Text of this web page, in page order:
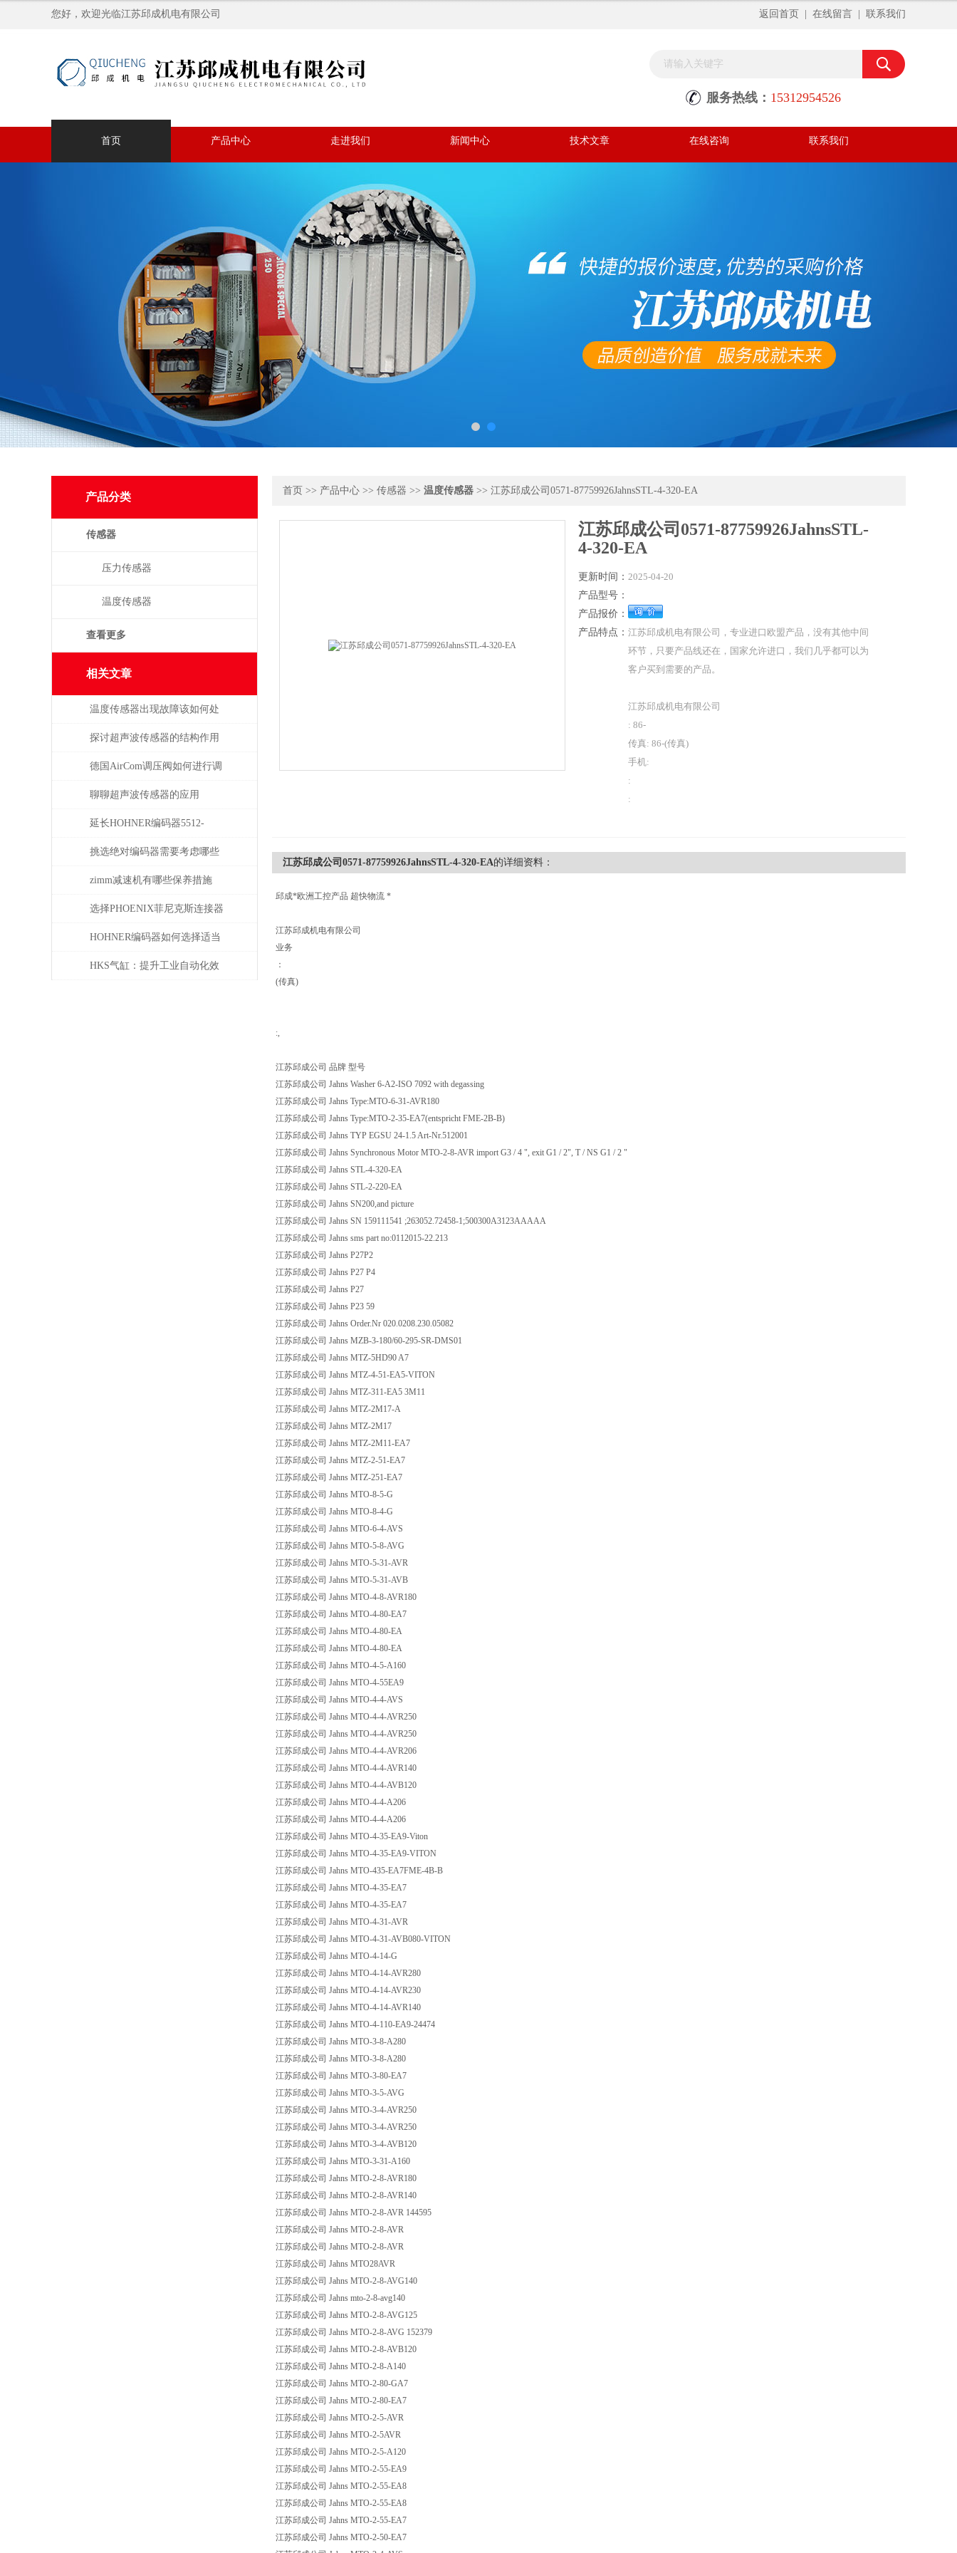
您好，欢迎光临江苏邱成机电有限公司 返回首页 在线留言 联系我们
服务热线： 15312954526
首页 产品中心 走进我们 新闻中心 技术文章 在线咨询 联系我们
产品分类
传感器
压力传感器
温度传感器
查看更多
相关文章
温度传感器出现故障该如何处
理
探讨超声波传感器的结构作用
德国AirCom调压阀如何进行调
压，一分钟了解！
聊聊超声波传感器的应用
延长HOHNER编码器5512-
05FR-0800使用寿命的保养秘诀
挑选绝对编码器需要考虑哪些
问题
zimm减速机有哪些保养措施
选择PHOENIX菲尼克斯连接器
时需考虑哪些问题？
HOHNER编码器如何选择适当
的分辨率？
HKS气缸：提升工业自动化效
首页 >> 产品中心 >> 传感器 >> 温度传感器 >> 江苏邱成公司0571-87759926JahnsSTL-4-320-EA
江苏邱成公司0571-87759926JahnsSTL-
4-320-EA
更新时间： 2025-04-20
产品型号：
产品报价：
产品特点： 江苏邱成机电有限公司，专业进口欧盟产品，没有其他中间
环节，只要产品线还在，国家允许进口，我们几乎都可以为
客户买到需要的产品。
江苏邱成机电有限公司
: 86-
传真: 86-(传真)
手机:
:
:
江苏邱成公司0571-87759926JahnsSTL-4-320-EA的详细资料：
邱成*欧洲工控产品 超快物流 *
江苏邱成机电有限公司
业务
：
(传真)
:,
江苏邱成公司 品牌 型号
江苏邱成公司 Jahns Washer 6-A2-ISO 7092 with degassing
江苏邱成公司 Jahns Type:MTO-6-31-AVR180
江苏邱成公司 Jahns Type:MTO-2-35-EA7(entspricht FME-2B-B)
江苏邱成公司 Jahns TYP EGSU 24-1.5 Art-Nr.512001
江苏邱成公司 Jahns Synchronous Motor MTO-2-8-AVR import G3 / 4 ", exit G1 / 2", T / NS G1 / 2 "
江苏邱成公司 Jahns STL-4-320-EA
江苏邱成公司 Jahns STL-2-220-EA
江苏邱成公司 Jahns SN200,and picture
江苏邱成公司 Jahns SN 159111541 ;263052.72458-1;500300A3123AAAAA
江苏邱成公司 Jahns sms part no:0112015-22.213
江苏邱成公司 Jahns P27P2
江苏邱成公司 Jahns P27 P4
江苏邱成公司 Jahns P27
江苏邱成公司 Jahns P23 59
江苏邱成公司 Jahns Order.Nr 020.0208.230.05082
江苏邱成公司 Jahns MZB-3-180/60-295-SR-DMS01
江苏邱成公司 Jahns MTZ-5HD90 A7
江苏邱成公司 Jahns MTZ-4-51-EA5-VITON
江苏邱成公司 Jahns MTZ-311-EA5 3M11
江苏邱成公司 Jahns MTZ-2M17-A
江苏邱成公司 Jahns MTZ-2M17
江苏邱成公司 Jahns MTZ-2M11-EA7
江苏邱成公司 Jahns MTZ-2-51-EA7
江苏邱成公司 Jahns MTZ-251-EA7
江苏邱成公司 Jahns MTO-8-5-G
江苏邱成公司 Jahns MTO-8-4-G
江苏邱成公司 Jahns MTO-6-4-AVS
江苏邱成公司 Jahns MTO-5-8-AVG
江苏邱成公司 Jahns MTO-5-31-AVR
江苏邱成公司 Jahns MTO-5-31-AVB
江苏邱成公司 Jahns MTO-4-8-AVR180
江苏邱成公司 Jahns MTO-4-80-EA7
江苏邱成公司 Jahns MTO-4-80-EA
江苏邱成公司 Jahns MTO-4-80-EA
江苏邱成公司 Jahns MTO-4-5-A160
江苏邱成公司 Jahns MTO-4-55EA9
江苏邱成公司 Jahns MTO-4-4-AVS
江苏邱成公司 Jahns MTO-4-4-AVR250
江苏邱成公司 Jahns MTO-4-4-AVR250
江苏邱成公司 Jahns MTO-4-4-AVR206
江苏邱成公司 Jahns MTO-4-4-AVR140
江苏邱成公司 Jahns MTO-4-4-AVB120
江苏邱成公司 Jahns MTO-4-4-A206
江苏邱成公司 Jahns MTO-4-4-A206
江苏邱成公司 Jahns MTO-4-35-EA9-Viton
江苏邱成公司 Jahns MTO-4-35-EA9-VITON
江苏邱成公司 Jahns MTO-435-EA7FME-4B-B
江苏邱成公司 Jahns MTO-4-35-EA7
江苏邱成公司 Jahns MTO-4-35-EA7
江苏邱成公司 Jahns MTO-4-31-AVR
江苏邱成公司 Jahns MTO-4-31-AVB080-VITON
江苏邱成公司 Jahns MTO-4-14-G
江苏邱成公司 Jahns MTO-4-14-AVR280
江苏邱成公司 Jahns MTO-4-14-AVR230
江苏邱成公司 Jahns MTO-4-14-AVR140
江苏邱成公司 Jahns MTO-4-110-EA9-24474
江苏邱成公司 Jahns MTO-3-8-A280
江苏邱成公司 Jahns MTO-3-8-A280
江苏邱成公司 Jahns MTO-3-80-EA7
江苏邱成公司 Jahns MTO-3-5-AVG
江苏邱成公司 Jahns MTO-3-4-AVR250
江苏邱成公司 Jahns MTO-3-4-AVR250
江苏邱成公司 Jahns MTO-3-4-AVB120
江苏邱成公司 Jahns MTO-3-31-A160
江苏邱成公司 Jahns MTO-2-8-AVR180
江苏邱成公司 Jahns MTO-2-8-AVR140
江苏邱成公司 Jahns MTO-2-8-AVR 144595
江苏邱成公司 Jahns MTO-2-8-AVR
江苏邱成公司 Jahns MTO-2-8-AVR
江苏邱成公司 Jahns MTO28AVR
江苏邱成公司 Jahns MTO-2-8-AVG140
江苏邱成公司 Jahns mto-2-8-avg140
江苏邱成公司 Jahns MTO-2-8-AVG125
江苏邱成公司 Jahns MTO-2-8-AVG 152379
江苏邱成公司 Jahns MTO-2-8-AVB120
江苏邱成公司 Jahns MTO-2-8-A140
江苏邱成公司 Jahns MTO-2-80-GA7
江苏邱成公司 Jahns MTO-2-80-EA7
江苏邱成公司 Jahns MTO-2-5-AVR
江苏邱成公司 Jahns MTO-2-5AVR
江苏邱成公司 Jahns MTO-2-5-A120
江苏邱成公司 Jahns MTO-2-55-EA9
江苏邱成公司 Jahns MTO-2-55-EA8
江苏邱成公司 Jahns MTO-2-55-EA8
江苏邱成公司 Jahns MTO-2-55-EA7
江苏邱成公司 Jahns MTO-2-50-EA7